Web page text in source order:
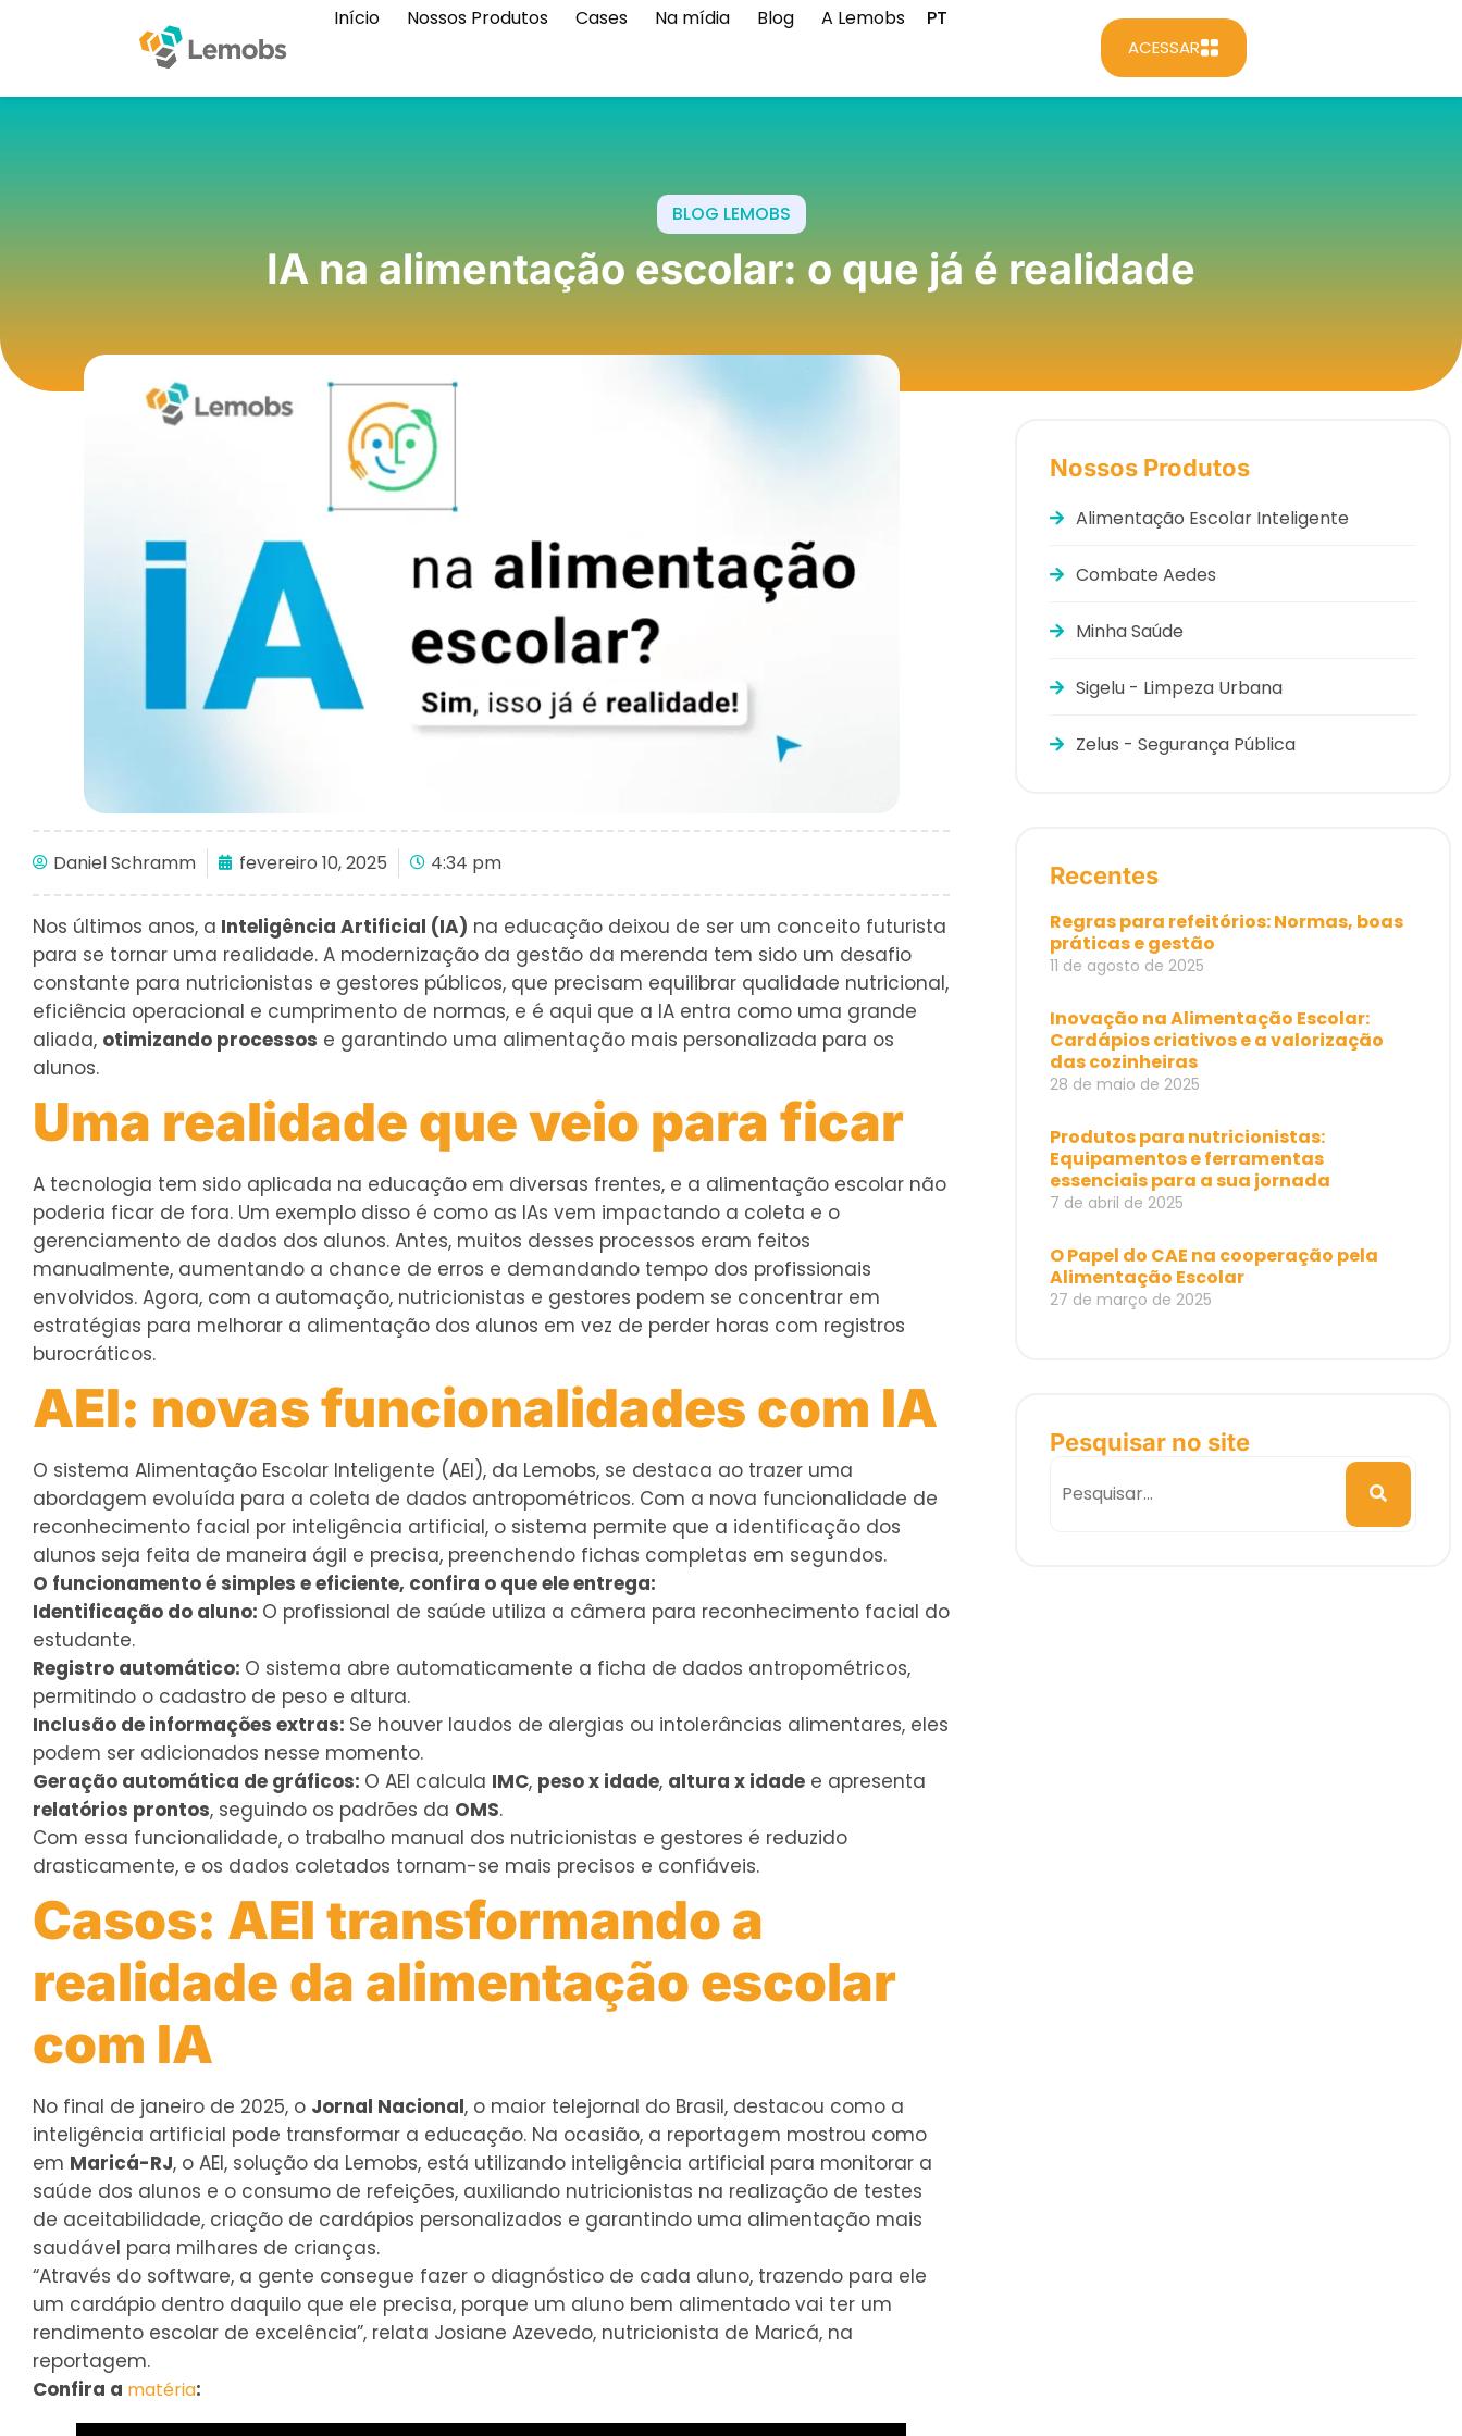
Início Nossos Produtos Cases Na mídia Blog A Lemobs PT
ACESSAR
BLOG LEMOBS
IA na alimentação escolar: o que já é realidade
Daniel Schramm fevereiro 10, 2025 4:34 pm
Nos últimos anos, a Inteligência Artificial (IA) na educação deixou de ser um conceito futurista
para se tornar uma realidade. A modernização da gestão da merenda tem sido um desafio
constante para nutricionistas e gestores públicos, que precisam equilibrar qualidade nutricional,
eficiência operacional e cumprimento de normas, e é aqui que a IA entra como uma grande
aliada, otimizando processos e garantindo uma alimentação mais personalizada para os
alunos.
Uma realidade que veio para ficar
A tecnologia tem sido aplicada na educação em diversas frentes, e a alimentação escolar não
poderia ficar de fora. Um exemplo disso é como as IAs vem impactando a coleta e o
gerenciamento de dados dos alunos. Antes, muitos desses processos eram feitos
manualmente, aumentando a chance de erros e demandando tempo dos profissionais
envolvidos. Agora, com a automação, nutricionistas e gestores podem se concentrar em
estratégias para melhorar a alimentação dos alunos em vez de perder horas com registros
burocráticos.
AEI: novas funcionalidades com IA
O sistema Alimentação Escolar Inteligente (AEI), da Lemobs, se destaca ao trazer uma
abordagem evoluída para a coleta de dados antropométricos. Com a nova funcionalidade de
reconhecimento facial por inteligência artificial, o sistema permite que a identificação dos
alunos seja feita de maneira ágil e precisa, preenchendo fichas completas em segundos.
O funcionamento é simples e eficiente, confira o que ele entrega:
Identificação do aluno: O profissional de saúde utiliza a câmera para reconhecimento facial do
estudante.
Registro automático: O sistema abre automaticamente a ficha de dados antropométricos,
permitindo o cadastro de peso e altura.
Inclusão de informações extras: Se houver laudos de alergias ou intolerâncias alimentares, eles
podem ser adicionados nesse momento.
Geração automática de gráficos: O AEI calcula IMC, peso x idade, altura x idade e apresenta
relatórios prontos, seguindo os padrões da OMS.
Com essa funcionalidade, o trabalho manual dos nutricionistas e gestores é reduzido
drasticamente, e os dados coletados tornam-se mais precisos e confiáveis.
Casos: AEI transformando a
realidade da alimentação escolar
com IA
No final de janeiro de 2025, o Jornal Nacional, o maior telejornal do Brasil, destacou como a
inteligência artificial pode transformar a educação. Na ocasião, a reportagem mostrou como
em Maricá-RJ, o AEI, solução da Lemobs, está utilizando inteligência artificial para monitorar a
saúde dos alunos e o consumo de refeições, auxiliando nutricionistas na realização de testes
de aceitabilidade, criação de cardápios personalizados e garantindo uma alimentação mais
saudável para milhares de crianças.
“Através do software, a gente consegue fazer o diagnóstico de cada aluno, trazendo para ele
um cardápio dentro daquilo que ele precisa, porque um aluno bem alimentado vai ter um
rendimento escolar de excelência”, relata Josiane Azevedo, nutricionista de Maricá, na
reportagem.
Confira a matéria:
Nossos Produtos
Alimentação Escolar Inteligente
Combate Aedes
Minha Saúde
Sigelu - Limpeza Urbana
Zelus - Segurança Pública
Recentes
Regras para refeitórios: Normas, boas
práticas e gestão
11 de agosto de 2025
Inovação na Alimentação Escolar:
Cardápios criativos e a valorização
das cozinheiras
28 de maio de 2025
Produtos para nutricionistas:
Equipamentos e ferramentas
essenciais para a sua jornada
7 de abril de 2025
O Papel do CAE na cooperação pela
Alimentação Escolar
27 de março de 2025
Pesquisar no site